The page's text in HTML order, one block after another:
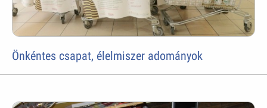
Önkéntes csapat, élelmiszer adományok